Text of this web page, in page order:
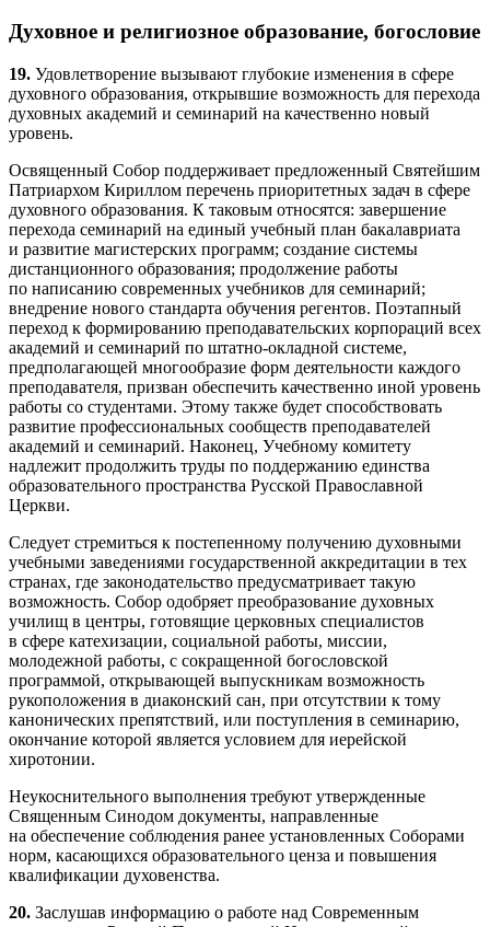
Духовное и религиозное образование, богословие
19. Удовлетворение вызывают глубокие изменения в сфере
духовного образования, открывшие возможность для перехода
духовных академий и семинарий на качественно новый
уровень.
Освященный Собор поддерживает предложенный Святейшим
Патриархом Кириллом перечень приоритетных задач в сфере
духовного образования. К таковым относятся: завершение
перехода семинарий на единый учебный план бакалавриата
и развитие магистерских программ; создание системы
дистанционного образования; продолжение работы
по написанию современных учебников для семинарий;
внедрение нового стандарта обучения регентов. Поэтапный
переход к формированию преподавательских корпораций всех
академий и семинарий по штатно-окладной системе,
предполагающей многообразие форм деятельности каждого
преподавателя, призван обеспечить качественно иной уровень
работы со студентами. Этому также будет способствовать
развитие профессиональных сообществ преподавателей
академий и семинарий. Наконец, Учебному комитету
надлежит продолжить труды по поддержанию единства
образовательного пространства Русской Православной
Церкви.
Следует стремиться к постепенному получению духовными
учебными заведениями государственной аккредитации в тех
странах, где законодательство предусматривает такую
возможность. Собор одобряет преобразование духовных
училищ в центры, готовящие церковных специалистов
в сфере катехизации, социальной работы, миссии,
молодежной работы, с сокращенной богословской
программой, открывающей выпускникам возможность
рукоположения в диаконский сан, при отсутствии к тому
канонических препятствий, или поступления в семинарию,
окончание которой является условием для иерейской
хиротонии.
Неукоснительного выполнения требуют утвержденные
Священным Синодом документы, направленные
на обеспечение соблюдения ранее установленных Соборами
норм, касающихся образовательного ценза и повышения
квалификации духовенства.
20. Заслушав информацию о работе над Современным